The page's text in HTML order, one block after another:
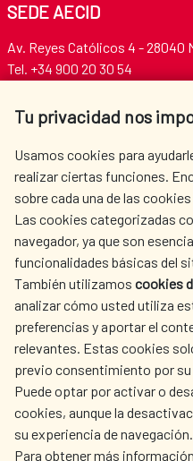
Tu privacidad nos
Usamos cookies para
realizar ciertas funciones.
sobre cada una de las
Las cookies categorizadas
navegador, ya que son
funcionalidades básicas del
También utilizamos cookies
analizar cómo usted utiliza
preferencias y aportar el
relevantes. Estas cookies
previo consentimiento por
Puede optar por activar o
cookies, aunque la
su experiencia de navegación.
Para obtener más
SEDE AECID
Av. Reyes Católicos 4 - 28040
Tel. +34 900 20 30 54​​​​​​​
AECID
SPANISH HUMANITARIAN
ACTION
CULTURE AND SCIENCE
OUR SOCIAL MEDIA